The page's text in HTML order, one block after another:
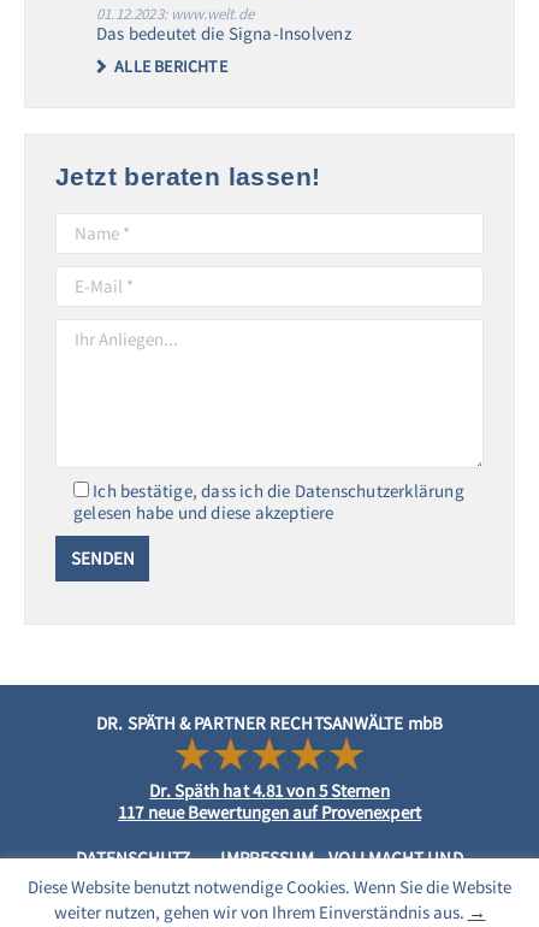
01.12.2023: www.welt.de
Das bedeutet die Signa-Insolvenz
ALLE BERICHTE
Jetzt beraten lassen!
Ich bestätige, dass ich die Datenschutzerklärung
gelesen habe und diese akzeptiere
DR. SPÄTH & PARTNER RECHTSANWÄLTE mbB
Dr. Späth hat4.81von5Sternen
117neue Bewertungen auf Provenexpert
DATENSCHUTZ
IMPRESSUM
VOLLMACHT UND
MANDATSVEREINBARUNG
Diese Website benutzt notwendige Cookies. Wenn Sie die Website
weiter nutzen, gehen wir von Ihrem Einverständnis aus. →